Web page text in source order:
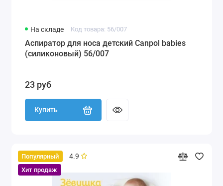
На складе Код товара: 56/007
Аспиратор для носа детский Canpol babies
(силиконовый) 56/007
23 руб
Купить
Популярный
Хит продаж
4.9